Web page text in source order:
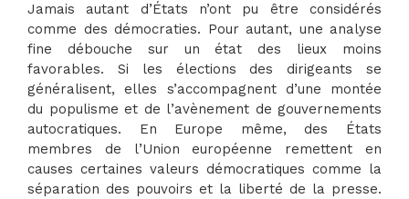
Jamais autant d’États n’ont pu être considérés
comme des démocraties. Pour autant, une analyse
fine débouche sur un état des lieux moins
favorables. Si les élections des dirigeants se
généralisent, elles s’accompagnent d’une montée
du populisme et de l’avènement de gouvernements
autocratiques. En Europe même, des États
membres de l’Union européenne remettent en
causes certaines valeurs démocratiques comme la
séparation des pouvoirs et la liberté de la presse.